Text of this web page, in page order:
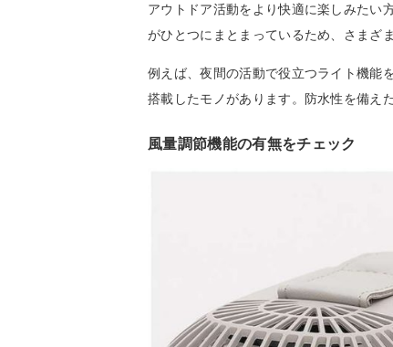
アウトドア活動をより快適に楽しみたい
がひとつにまとまっているため、さまざ
例えば、夜間の活動で役立つライト機能
搭載したモノがあります。防水性を備え
風量調節機能の有無をチェック